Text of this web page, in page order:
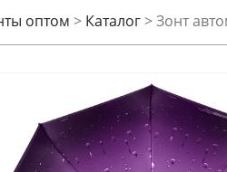
оптом > Каталог>Зонт